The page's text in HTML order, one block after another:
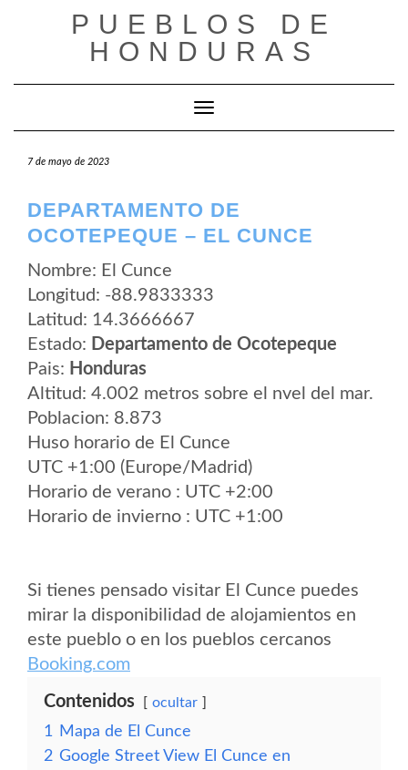
PUEBLOS DE
HONDURAS
Cambiar modo de navegación
7 de mayo de 2023
DEPARTAMENTO DE
OCOTEPEQUE – EL CUNCE
Nombre: El Cunce
Longitud: -88.9833333
Latitud: 14.3666667
Estado: Departamento de Ocotepeque
Pais: Honduras
Altitud: 4.002 metros sobre el nvel del mar.
Poblacion: 8.873
Huso horario de El Cunce
UTC +1:00 (Europe/Madrid)
Horario de verano : UTC +2:00
Horario de invierno : UTC +1:00
Si tienes pensado visitar El Cunce puedes
mirar la disponibilidad de alojamientos en
este pueblo o en los pueblos cercanos
Booking.com
Contenidos ocultar
1
Mapa de El Cunce
2 Google Street View El Cunce en